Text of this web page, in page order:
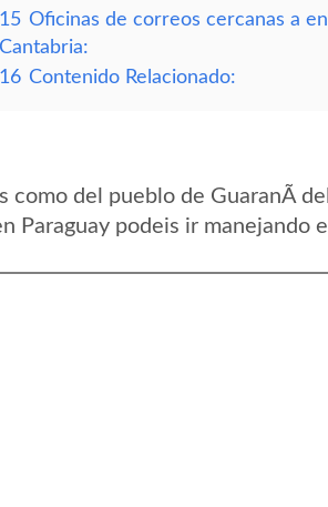
15 Oficinas de correos cercanas a en
Cantabria:
16 Contenido Relacionado:
del pueblo de GuaranÃ­ del
Paraguay podeis ir manejando el